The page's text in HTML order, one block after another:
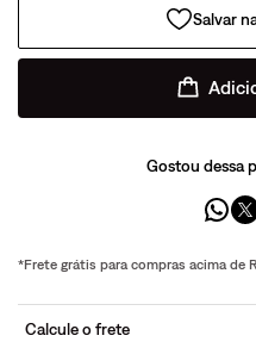
Gostou dessa
*Frete grátis para compras acima de
Calcule o frete